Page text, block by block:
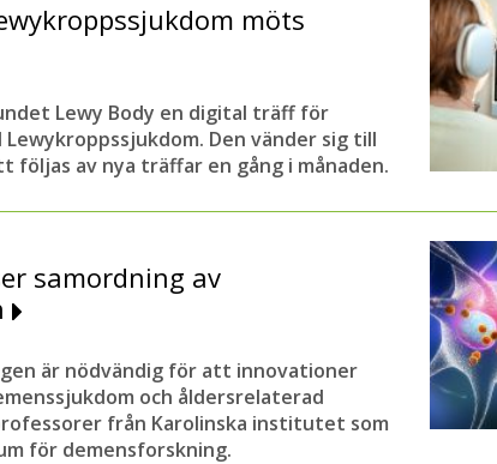
möts
Lewy Body en digital träff för
Den vänder sig till
följas av nya träffar en gång i månaden.
samordning av
är nödvändig för att innovationer
och åldersrelaterad
från Karolinska institutet som
för demensforskning.